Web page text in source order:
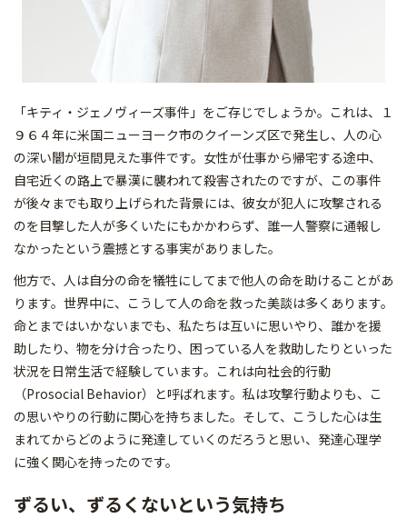
「キティ・ジェノヴィーズ事件」をご存じでしょうか。これは、１
９６４年に米国ニューヨーク市のクイーンズ区で発生し、人の心
の深い闇が垣間見えた事件です。女性が仕事から帰宅する途中、
自宅近くの路上で暴漢に襲われて殺害されたのですが、この事件
が後々までも取り上げられた背景には、彼女が犯人に攻撃される
のを目撃した人が多くいたにもかかわらず、誰一人警察に通報し
なかったという震撼とする事実がありました。
他方で、人は自分の命を犠牲にしてまで他人の命を助けることがあ
ります。世界中に、こうして人の命を救った美談は多くあります。
命とまではいかないまでも、私たちは互いに思いやり、誰かを援
助したり、物を分け合ったり、困っている人を救助したりといった
状況を日常生活で経験しています。これは向社会的行動
（Prosocial Behavior）と呼ばれます。私は攻撃行動よりも、こ
の思いやりの行動に関心を持ちました。そして、こうした心は生
まれてからどのように発達していくのだろうと思い、発達心理学
に強く関心を持ったのです。
ずるい、ずるくないという気持ち